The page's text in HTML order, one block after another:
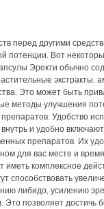
перед другими
потенции. Вот
Эректи обычно
экстракты,
Это может быть
методы улучшения
Удобство
и удобно
препаратов. Их
для вас месте и
иметь комплексное
способствовать
либидо, усилению
Это позволяет достичь